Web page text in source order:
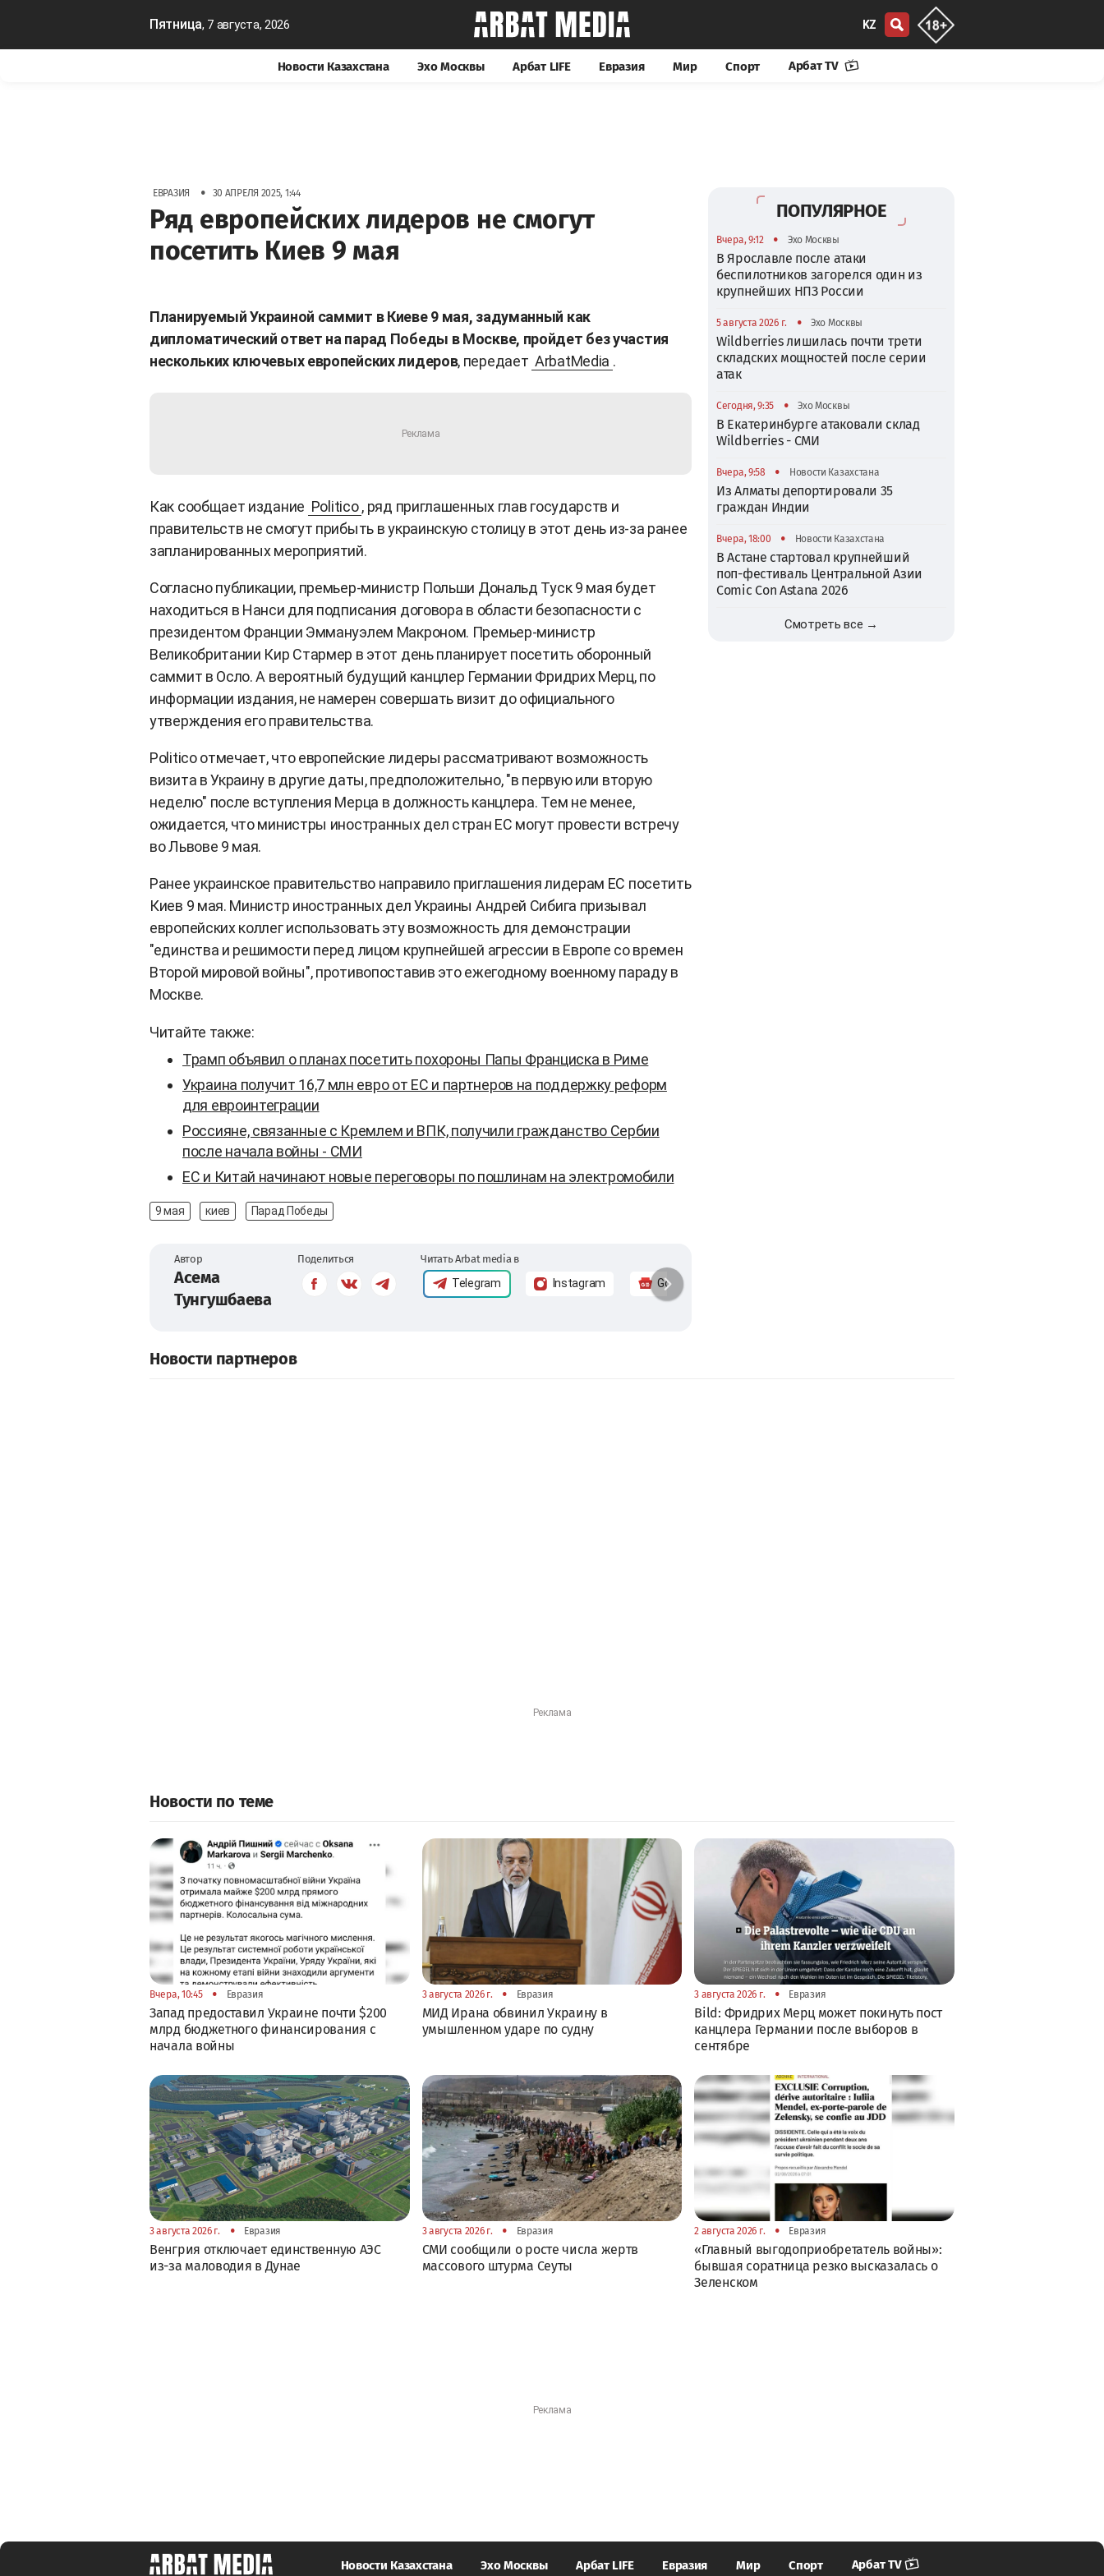
Пятница, 7 августа, 2026 KZ
Новости Казахстана Эхо Москвы Арбат LIFE Евразия Мир Спорт Арбат TV
ЕВРАЗИЯ • 30 АПРЕЛЯ 2025, 1:44
Ряд европейских лидеров не смогут
посетить Киев 9 мая
Планируемый Украиной саммит в Киеве 9 мая, задуманный как
дипломатический ответ на парад Победы в Москве, пройдет без участия
нескольких ключевых европейских лидеров, передает ArbatMedia .
Как сообщает издание Politico , ряд приглашенных глав государств и
правительств не смогут прибыть в украинскую столицу в этот день из-за ранее
запланированных мероприятий.
Согласно публикации, премьер-министр Польши Дональд Туск 9 мая будет
находиться в Нанси для подписания договора в области безопасности с
президентом Франции Эммануэлем Макроном. Премьер-министр
Великобритании Кир Стармер в этот день планирует посетить оборонный
саммит в Осло. А вероятный будущий канцлер Германии Фридрих Мерц, по
информации издания, не намерен совершать визит до официального
утверждения его правительства.
Politico отмечает, что европейские лидеры рассматривают возможность
визита в Украину в другие даты, предположительно, "в первую или вторую
неделю" после вступления Мерца в должность канцлера. Тем не менее,
ожидается, что министры иностранных дел стран ЕС могут провести встречу
во Львове 9 мая.
Ранее украинское правительство направило приглашения лидерам ЕС посетить
Киев 9 мая. Министр иностранных дел Украины Андрей Сибига призывал
европейских коллег использовать эту возможность для демонстрации
"единства и решимости перед лицом крупнейшей агрессии в Европе со времен
Второй мировой войны", противопоставив это ежегодному военному параду в
Москве.
Читайте также:
Трамп объявил о планах посетить похороны Папы Франциска в Риме
Украина получит 16,7 млн евро от ЕС и партнеров на поддержку реформ
для евроинтеграции
Россияне, связанные с Кремлем и ВПК, получили гражданство Сербии
после начала войны - СМИ
ЕС и Китай начинают новые переговоры по пошлинам на электромобили
9 мая киев Парад Победы
Автор
Асема
Тунгушбаева
Поделиться Читать Arbat media в
Telegram Instagram Google News
ПОПУЛЯРНОЕ
Вчера, 9:12 • Эхо Москвы
В Ярославле после атаки
беспилотников загорелся один из
крупнейших НПЗ России
5 августа 2026 г. • Эхо Москвы
Wildberries лишилась почти трети
складских мощностей после серии
атак
Сегодня, 9:35 • Эхо Москвы
В Екатеринбурге атаковали склад
Wildberries - СМИ
Вчера, 9:58 • Новости Казахстана
Из Алматы депортировали 35
граждан Индии
Вчера, 18:00 • Новости Казахстана
В Астане стартовал крупнейший
поп-фестиваль Центральной Азии
Comic Con Astana 2026
Смотреть все →
Новости партнеров
Новости по теме
Вчера, 10:45 • Евразия
Запад предоставил Украине почти $200
млрд бюджетного финансирования с
начала войны
3 августа 2026 г. • Евразия
МИД Ирана обвинил Украину в
умышленном ударе по судну
3 августа 2026 г. • Евразия
Bild: Фридрих Мерц может покинуть пост
канцлера Германии после выборов в
сентябре
3 августа 2026 г. • Евразия
Венгрия отключает единственную АЭС
из-за маловодия в Дунае
3 августа 2026 г. • Евразия
СМИ сообщили о росте числа жертв
массового штурма Сеуты
2 августа 2026 г. • Евразия
«Главный выгодоприобретатель войны»:
бывшая соратница резко высказалась о
Зеленском
Новости Казахстана Эхо Москвы Арбат LIFE Евразия Мир Спорт Арбат TV